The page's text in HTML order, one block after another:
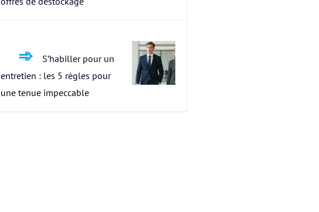
S’habiller pour un
entretien : les 5 règles pour
une tenue impeccable